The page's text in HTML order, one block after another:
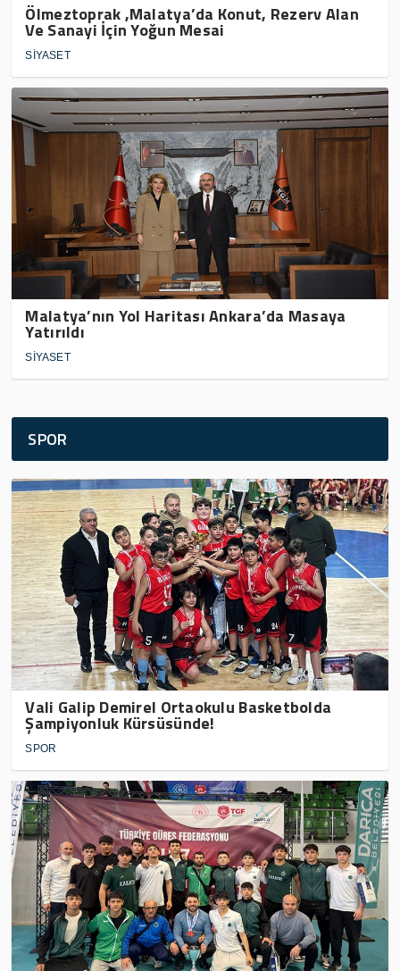
Ölmeztoprak ,Malatya’da Konut, Rezerv Alan
Ve Sanayi İçin Yoğun Mesai
SİYASET
Malatya’nın Yol Haritası Ankara’da Masaya
Yatırıldı
SİYASET
SPOR
Vali Galip Demirel Ortaokulu Basketbolda
Şampiyonluk Kürsüsünde!
SPOR